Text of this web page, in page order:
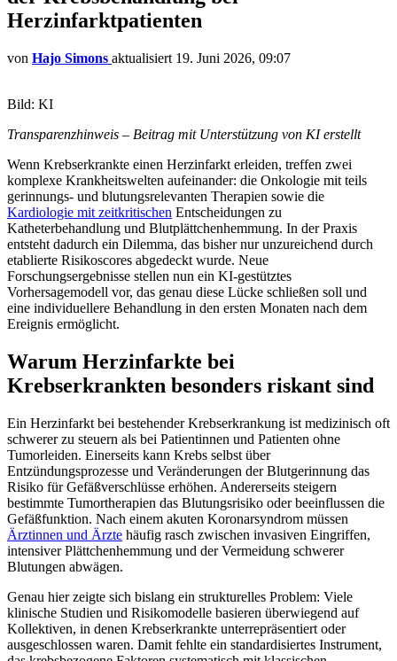
Herzinfarktpatienten
von Hajo Simons aktualisiert 19. Juni 2026, 09:07
Bild: KI
Transparenzhinweis – Beitrag mit Unterstützung von KI erstellt
Wenn Krebserkrankte einen Herzinfarkt erleiden, treffen zwei
komplexe Krankheitswelten aufeinander: die Onkologie mit teils
gerinnungs- und blutungsrelevanten Therapien sowie die
Kardiologie mit zeitkritischen Entscheidungen zu
Katheterbehandlung und Blutplättchenhemmung. In der Praxis
entsteht dadurch ein Dilemma, das bisher nur unzureichend durch
etablierte Risikoscores abgedeckt wurde. Neue
Forschungsergebnisse stellen nun ein KI-gestütztes
Vorhersagemodell vor, das genau diese Lücke schließen soll und
eine individuellere Behandlung in den ersten Monaten nach dem
Ereignis ermöglicht.
Warum Herzinfarkte bei
Krebserkrankten besonders riskant sind
Ein Herzinfarkt bei bestehender Krebserkrankung ist medizinisch oft
schwerer zu steuern als bei Patientinnen und Patienten ohne
Tumorleiden. Einerseits kann Krebs selbst über
Entzündungsprozesse und Veränderungen der Blutgerinnung das
Risiko für Gefäßverschlüsse erhöhen. Andererseits steigern
bestimmte Tumortherapien das Blutungsrisiko oder beeinflussen die
Gefäßfunktion. Nach einem akuten Koronarsyndrom müssen
Ärztinnen und Ärzte häufig rasch zwischen invasiven Eingriffen,
intensiver Plättchenhemmung und der Vermeidung schwerer
Blutungen abwägen.
Genau hier zeigte sich bislang ein strukturelles Problem: Viele
klinische Studien und Risikomodelle basieren überwiegend auf
Kollektiven, in denen Krebserkrankte unterrepräsentiert oder
ausgeschlossen waren. Damit fehlte ein standardisiertes Instrument,